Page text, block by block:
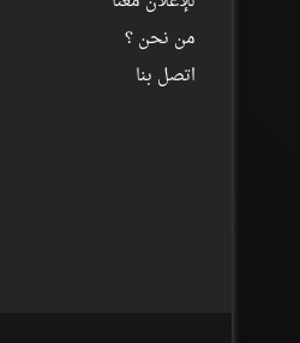
من نحن ؟
اتصل بنا